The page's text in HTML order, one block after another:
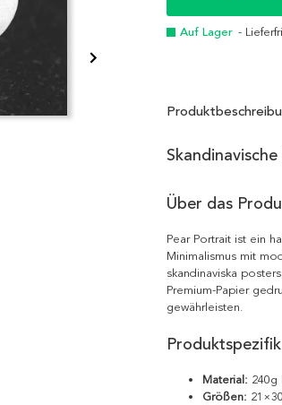
Auf Lager -
Über das
Pear Portrait ist ein
Minimalismus mit
skandinaviska
Premium-Papier
gewährleisten.
Material: 240g
Größen: